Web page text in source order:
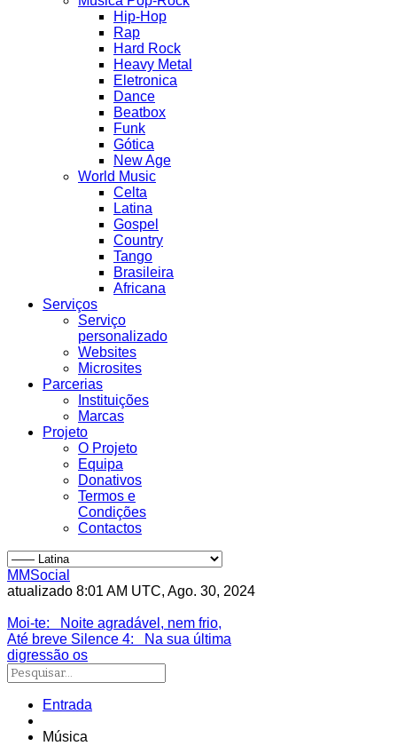
Hip-Hop
Rap
Hard Rock
Heavy Metal
Eletronica
Dance
Beatbox
Funk
Gótica
New Age
World Music
Celta
Latina
Gospel
Country
Tango
Brasileira
Africana
Serviços
Serviço
personalizado
Websites
Microsites
Parcerias
Instituições
Marcas
Projeto
O Projeto
Equipa
Donativos
Termos e
Condições
Contactos
MMSocial
atualizado 8:01 AM UTC, Ago. 30, 2024
Moi-te: Noite agradável, nem frio,
Até breve Silence 4: Na sua última
digressão os
Entrada
Música